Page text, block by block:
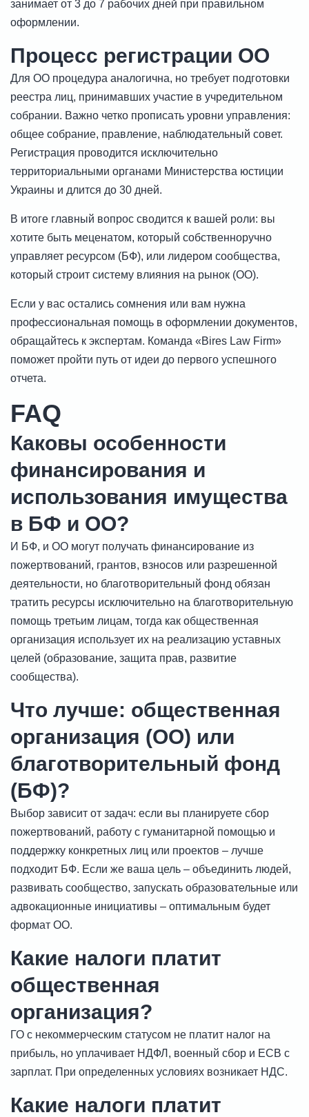
занимает от 3 до 7 рабочих дней при правильном
оформлении.
Процесс регистрации ОО
Для ОО процедура аналогична, но требует подготовки
реестра лиц, принимавших участие в учредительном
собрании. Важно четко прописать уровни управления:
общее собрание, правление, наблюдательный совет.
Регистрация проводится исключительно
территориальными органами Министерства юстиции
Украины и длится до 30 дней.
В итоге главный вопрос сводится к вашей роли: вы
хотите быть меценатом, который собственноручно
управляет ресурсом (БФ), или лидером сообщества,
который строит систему влияния на рынок (ОО).
Если у вас остались сомнения или вам нужна
профессиональная помощь в оформлении документов,
обращайтесь к экспертам. Команда «Bires Law Firm»
поможет пройти путь от идеи до первого успешного
отчета.
FAQ
Каковы особенности
финансирования и
использования имущества
в БФ и ОО?
И БФ, и ОО могут получать финансирование из
пожертвований, грантов, взносов или разрешенной
деятельности, но благотворительный фонд обязан
тратить ресурсы исключительно на благотворительную
помощь третьим лицам, тогда как общественная
организация использует их на реализацию уставных
целей (образование, защита прав, развитие
сообщества).
Что лучше: общественная
организация (ОО) или
благотворительный фонд
(БФ)?
Выбор зависит от задач: если вы планируете сбор
пожертвований, работу с гуманитарной помощью и
поддержку конкретных лиц или проектов – лучше
подходит БФ. Если же ваша цель – объединить людей,
развивать сообщество, запускать образовательные или
адвокационные инициативы – оптимальным будет
формат ОО.
Какие налоги платит
общественная
организация?
ГО с некоммерческим статусом не платит налог на
прибыль, но уплачивает НДФЛ, военный сбор и ЕСВ с
зарплат. При определенных условиях возникает НДС.
Какие налоги платит